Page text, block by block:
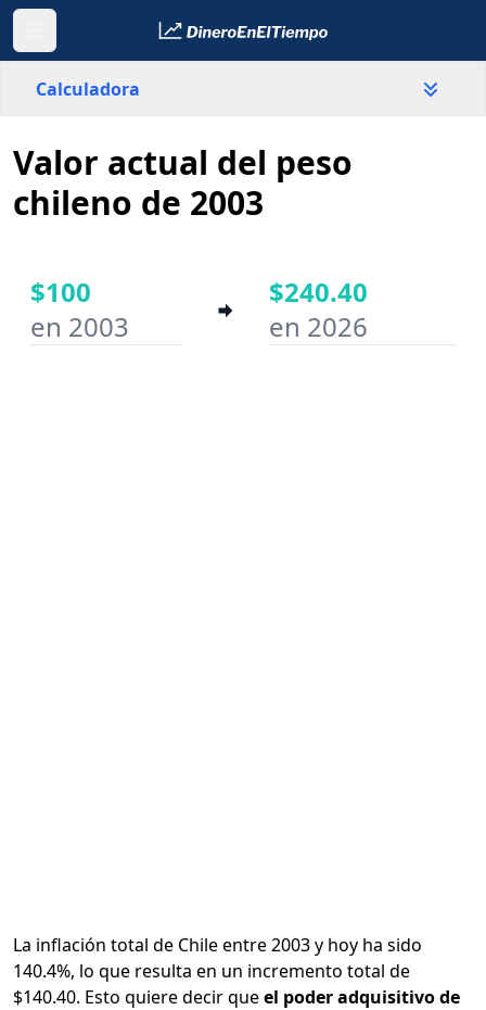
Calculadora
Chile
País
Año inicial
Valor actual del peso
chileno de 2003
$100
en 2003
$240.40
en 2026
La inflación total de Chile entre 2003 y hoy ha sido
140.4%, lo que resulta en un incremento total de
$140.40. Esto quiere decir queel poder adquisitivo de